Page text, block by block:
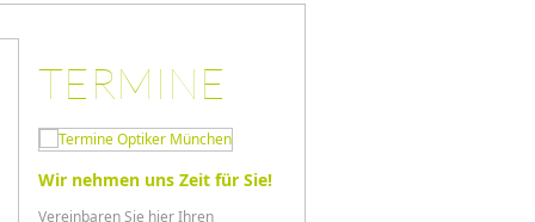
TERMINE
Wir nehmen uns Zeit für Sie!
Vereinbaren Sie hier Ihren